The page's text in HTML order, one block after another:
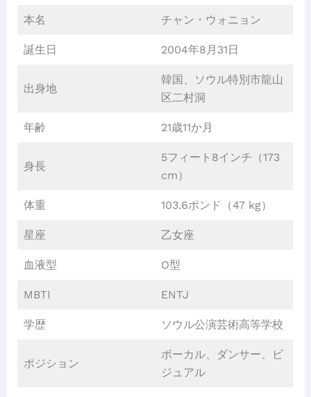
本名 チャン・ウォニョン
誕生日 2004年8月31日
出身地
韓国、ソウル特別市龍山
区二村洞
年齢 21歳11か月
身長
5フィート8インチ（173
cm）
体重 103.6ポンド（47 kg）
星座 乙女座
血液型 O型
MBTI ENTJ
学歴 ソウル公演芸術高等学校
ポジション
ボーカル、ダンサー、ビ
ジュアル